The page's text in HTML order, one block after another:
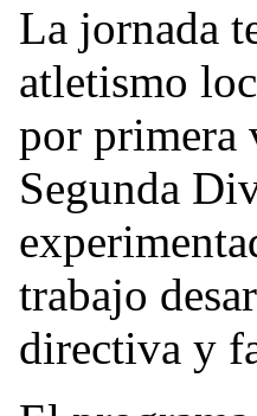
La jornada
atletismo
por primera
Segunda
trabajo
directiva y